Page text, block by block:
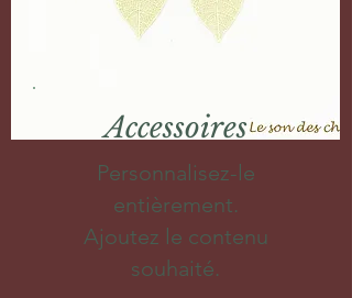
Accessoires
Personnalisez-le
entièrement.
Ajoutez le contenu
souhaité.